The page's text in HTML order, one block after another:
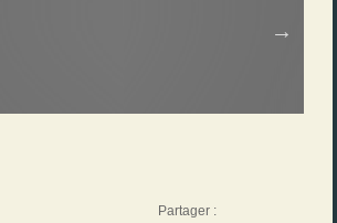
Partager :